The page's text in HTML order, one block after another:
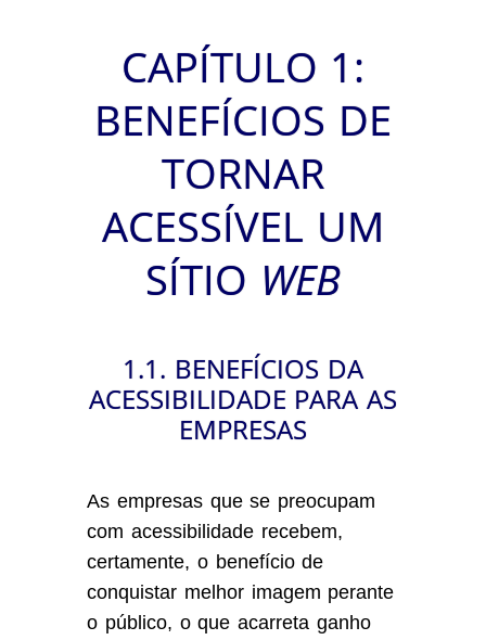
CAPÍTULO 1:
BENEFÍCIOS DE
TORNAR
ACESSÍVEL UM
SÍTIO WEB
1.1. BENEFÍCIOS DA
ACESSIBILIDADE PARA AS
EMPRESAS
As empresas que se preocupam
com acessibilidade recebem,
certamente, o benefício de
conquistar melhor imagem perante
o público, o que acarreta ganho